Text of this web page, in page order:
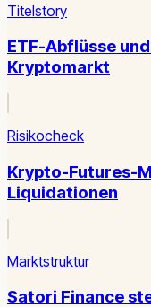
Titelstory
ETF-Abflüsse
Kryptomarkt
Risikocheck
Krypto-Futures-
Liquidationen
Marktstruktur
Satori Finance